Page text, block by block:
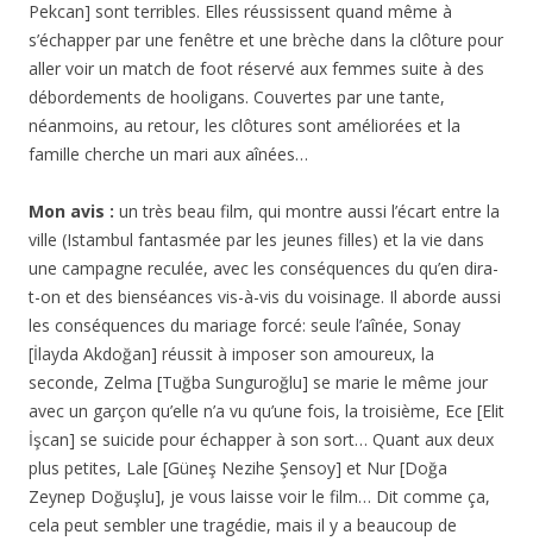
Pekcan] sont terribles. Elles réussissent quand même à
s’échapper par une fenêtre et une brèche dans la clôture pour
aller voir un match de foot réservé aux femmes suite à des
débordements de hooligans. Couvertes par une tante,
néanmoins, au retour, les clôtures sont améliorées et la
famille cherche un mari aux aînées…
Mon avis : un très beau film, qui montre aussi l’écart entre la
ville (Istambul fantasmée par les jeunes filles) et la vie dans
une campagne reculée, avec les conséquences du qu’en dira-
t-on et des bienséances vis-à-vis du voisinage. Il aborde aussi
les conséquences du mariage forcé: seule l’aînée, Sonay
[İlayda Akdoğan] réussit à imposer son amoureux, la
seconde, Zelma [Tuğba Sunguroğlu] se marie le même jour
avec un garçon qu’elle n’a vu qu’une fois, la troisième, Ece [Elit
İşcan] se suicide pour échapper à son sort… Quant aux deux
plus petites, Lale [Güneş Nezihe Şensoy] et Nur [Doğa
Zeynep Doğuşlu], je vous laisse voir le film… Dit comme ça,
cela peut sembler une tragédie, mais il y a beaucoup de